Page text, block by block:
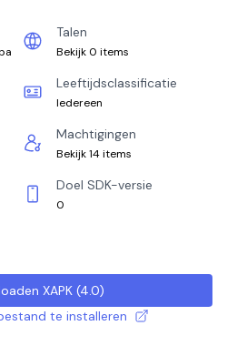
Talen
Bekijk 0 items
Leeftijdsclassificatie
Iedereen
Machtigingen
Bekijk 14 items
Doel SDK-versie
0
XAPK (4.0)
te installeren